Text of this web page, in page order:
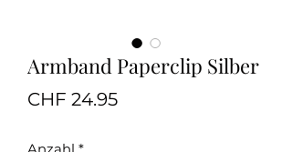
Armband Paperclip Silber
CHF 24.95Preis